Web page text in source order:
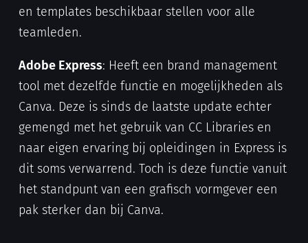
en templates beschikbaar stellen voor alle
teamleden.
Adobe Express: Heeft een brand management
tool met dezelfde functie en mogelijkheden als
Canva. Deze is sinds de laatste update echter
gemengd met het gebruik van CC Libraries en
naar eigen ervaring bij opleidingen in Express is
dit soms verwarrend. Toch is deze functie vanuit
het standpunt van een grafisch vormgever een
pak sterker dan bij Canva.